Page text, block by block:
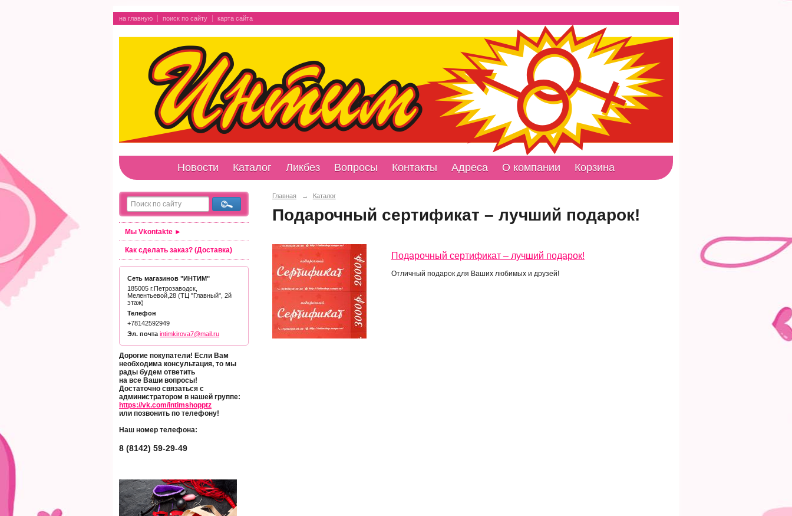
на главную поиск по сайту карта сайта
Новости Каталог Ликбез Вопросы Контакты Адреса О компании Корзина
Мы Vkontakte ►
Как сделать заказ? (Доставка)
Сеть магазинов "ИНТИМ"
185005 г.Петрозаводск,
Мелентьевой,28 (ТЦ "Главный", 2й
этаж)
Телефон
+78142592949
Эл. почта intimkirova7@mail.ru
Дорогие покупатели! Если Вам
необходима консультация, то мы
рады будем ответить
на все Ваши вопросы!
Достаточно связаться с
администратором в нашей группе:
https://vk.com/intimshopptz
или позвонить по телефону!
Наш номер телефона:
8 (8142) 59-29-49
Главная → Каталог
Подарочный сертификат – лучший подарок!
Подарочный сертификат – лучший подарок!
Отличный подарок для Ваших любимых и друзей!